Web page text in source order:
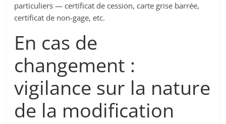
particuliers — certificat de cession, carte grise barrée,
certificat de non-gage, etc.
En cas de
changement :
vigilance sur la nature
de la modification